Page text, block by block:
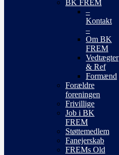
BK FREM
–
Kontakt
–
Om BK
FREM
Vedtægter
& Ref
Formænd
Forældre
foreningen
Frivillige
Job i BK
FREM
Støttemedlem
Fanejerskab
FREMs Old